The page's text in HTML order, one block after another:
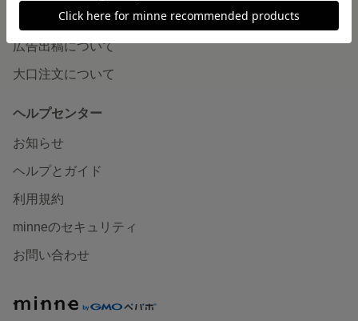
企業の方へ
広告出稿について
大口注文について
ヘルプセンター
お知らせ
ヘルプとガイド
利用規約
minneのセキュリティ
お問い合わせ